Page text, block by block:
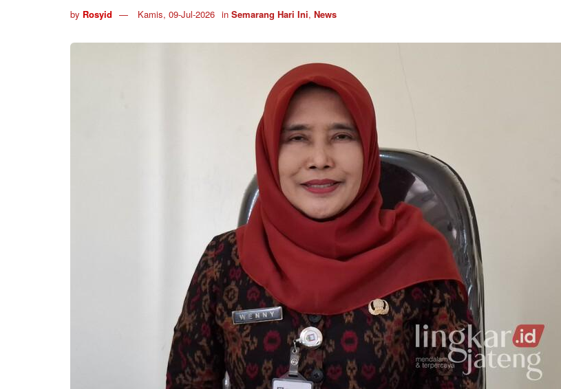
by Rosyid Kamis, 09-Jul-2026 in Semarang Hari Ini, News